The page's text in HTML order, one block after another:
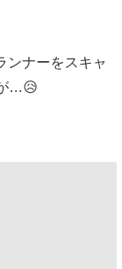
ンナーをスキャ
…😥